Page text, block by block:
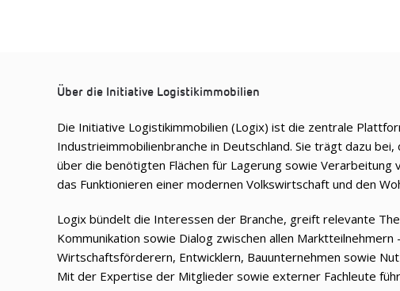
Über die Initiative Logistikimmobilien
Die Initiative Logistikimmobilien (Logix) ist die zentrale
Industrieimmobilienbranche in Deutschland. Sie trägt dazu
über die benötigten Flächen für Lagerung sowie Verarbeitung
das Funktionieren einer modernen Volkswirtschaft und den
Logix bündelt die Interessen der Branche, greift relevante
Kommunikation sowie Dialog zwischen allen
Wirtschaftsförderern, Entwicklern, Bauunternehmen sowie
Mit der Expertise der Mitglieder sowie externer Fachleute